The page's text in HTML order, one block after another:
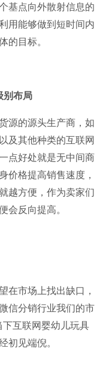
基点向外散射信息的
用能够做到短时间内
的目标。
别布局
的源头生产商，如
及其他种类的互联网
点好处就是无中间商
价格提高销售速度，
越方便，作为卖家们
会反向提高。
市场上找出缺口，
信分销行业我们的市
下互联网婴幼儿玩具
初见端倪。